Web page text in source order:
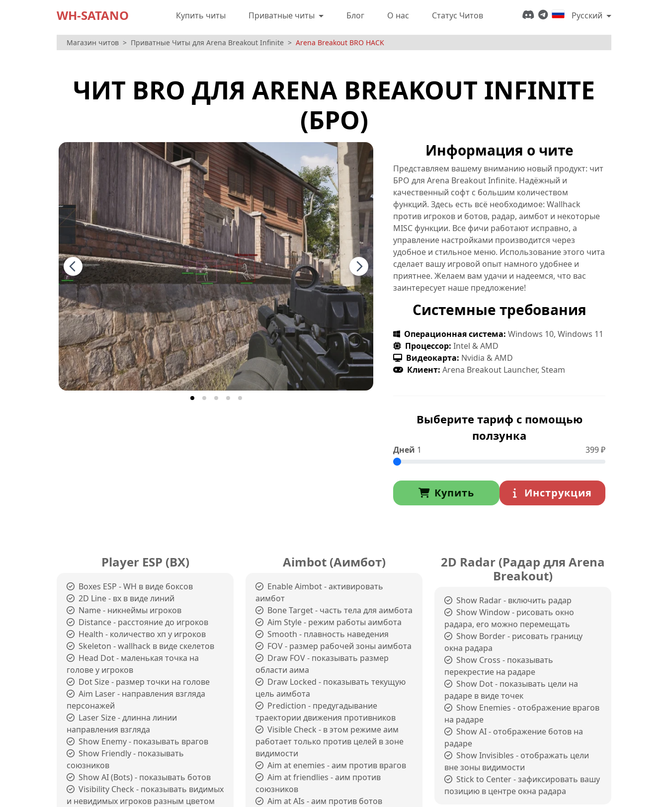
WH-SATANO Купить читы Приватные читы Блог О нас Статус Читов Русский
Магазин читов Приватные Читы для Arena Breakout Infinite Arena Breakout BRO HACK
ЧИТ BRO ДЛЯ ARENA BREAKOUT INFINITE
(БРО)
Информация о чите
Представляем вашему вниманию новый продукт: чит
БРО для Arena Breakout Infinite. Надёжный и
качественный софт с большим количеством
функций. Здесь есть всё необходимое: Wallhack
против игроков и ботов, радар, аимбот и некоторые
MISC функции. Все фичи работают исправно, а
управление настройками производится через
удобное и стильное меню. Использование этого чита
сделает вашу игровой опыт намного удобнее и
приятнее. Желаем вам удачи и надеемся, что вас
заинтересует наше предложение!
Системные требования
Операционная система: Windows 10, Windows 11
Процессор: Intel & AMD
Видеокарта: Nvidia & AMD
Клиент: Arena Breakout Launcher, Steam
Выберите тариф с помощью
ползунка
Дней 1 399₽
Купить Инструкция
Player ESP (ВХ)
Boxes ESP - WH в виде боксов
2D Line - вх в виде линий
Name - никнеймы игроков
Distance - расстояние до игроков
Health - количество хп у игроков
Skeleton - wallhack в виде скелетов
Head Dot - маленькая точка на
голове у игроков
Dot Size - размер точки на голове
Aim Laser - направления взгляда
персонажей
Laser Size - длинна линии
направления взгляда
Show Enemy - показывать врагов
Show Friendly - показывать
союзников
Show AI (Bots) - показывать ботов
Visibility Check - показывать видимых
и невидимых игроков разным цветом
Aimbot (Аимбот)
Enable Aimbot - активировать
аимбот
Bone Target - часть тела для аимбота
Aim Style - режим работы аимбота
Smooth - плавность наведения
FOV - размер рабочей зоны аимбота
Draw FOV - показывать размер
области аима
Draw Locked - показывать текущую
цель аимбота
Prediction - предугадывание
траектории движения противников
Visible Check - в этом режиме аим
работает только против целей в зоне
видимости
Aim at enemies - аим против врагов
Aim at friendlies - аим против
союзников
Aim at AIs - аим против ботов
2D Radar (Радар для Arena
Breakout)
Show Radar - включить радар
Show Window - рисовать окно
радара, его можно перемещать
Show Border - рисовать границу
окна радара
Show Cross - показывать
перекрестие на радаре
Show Dot - показывать цели на
радаре в виде точек
Show Enemies - отображение врагов
на радаре
Show AI - отображение ботов на
радаре
Show Invisibles - отображать цели
вне зоны видимости
Stick to Center - зафиксировать вашу
позицию в центре окна радара